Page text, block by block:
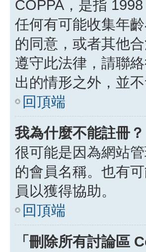
COPPA，是指
任何有可能收集年
的同意，或者其他
遵守此法律，請聯
出的情形之外，並
回頂端
我為什麼不能註冊？
很可能是因為網站
的會員名稱。也有
員以獲得協助。
回頂端
「刪除所有討論區